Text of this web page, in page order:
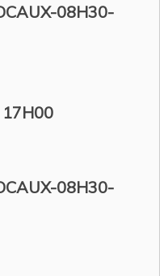
08H30-
17H00
08H30-